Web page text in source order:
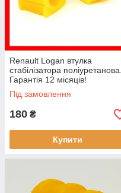
Renault Logan втулка
стабілізатора поліуретанова.
Гарантія 12 місяців!
6001547140
Під замовлення
180 ₴
Купити